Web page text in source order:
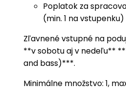
Poplatok za
(min. 1 na vstupenku)
Zľavnené vstupné na
**v sobotu aj v nedeľu**
and bass)***.
Minimálne množstvo: 1,